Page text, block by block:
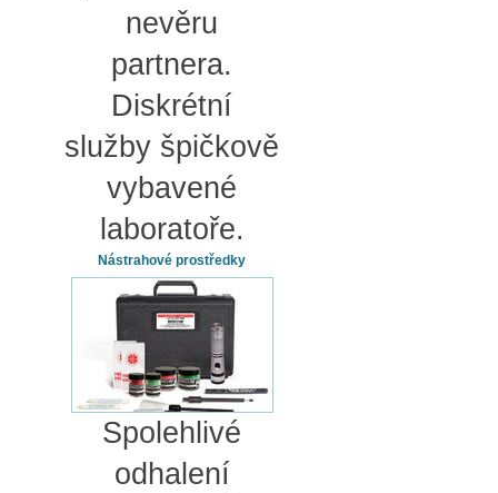
nevěru
partnera.
Diskrétní
služby špičkově
vybavené
laboratoře.
Nástrahové prostředky
Spolehlivé
odhalení